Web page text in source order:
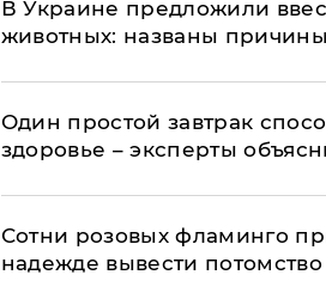
В Украине предложили
животных: названы причины
Один простой завтрак
здоровье – эксперты
Сотни розовых фламинго
надежде вывести потомство